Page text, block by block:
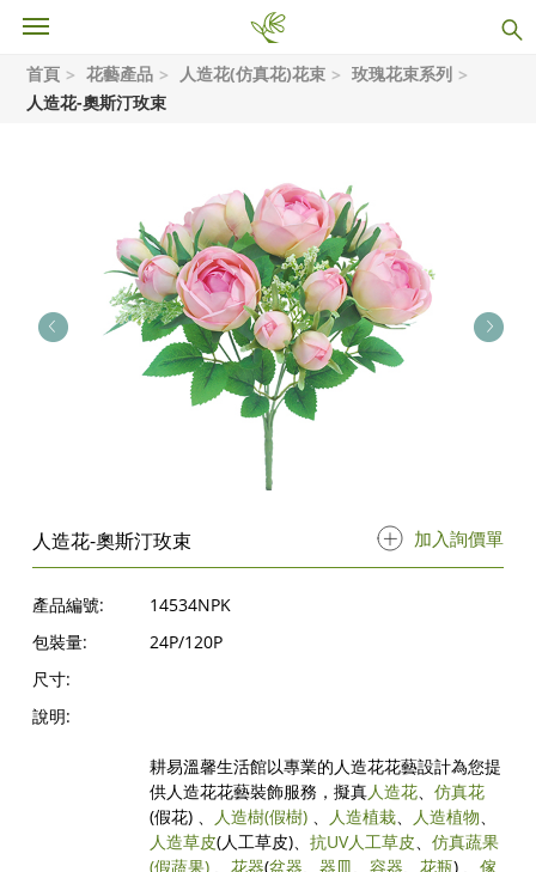
首頁 花藝產品 人造花(仿真花)花束
玫瑰花束系列
人造花-奧斯汀玫束
人造花-奧斯汀玫束 加入詢價單
產品編號:
14534NPK
包裝量:
24P/120P
尺寸:
說明:
耕易溫馨生活館以專業的人造花花藝設計為您提
供人造花花藝裝飾服務，擬真人造花、仿真花
(假花) 、 人造樹(假樹) 、 人造植栽、 人造植物、
人造草皮(人工草皮)、抗UV人工草皮、仿真蔬果
(假蔬果) 、花器(盆器、器皿、容器、花瓶) 、傢